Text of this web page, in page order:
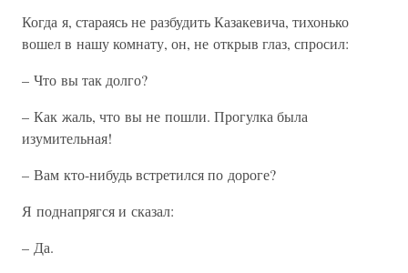
Когда я, стараясь не разбудить Казакевича, тихонько
вошел в нашу комнату, он, не открыв глаз, спросил:
– Что вы так долго?
– Как жаль, что вы не пошли. Прогулка была
изумительная!
– Вам кто-нибудь встретился по дороге?
Я поднапрягся и сказал:
– Да.